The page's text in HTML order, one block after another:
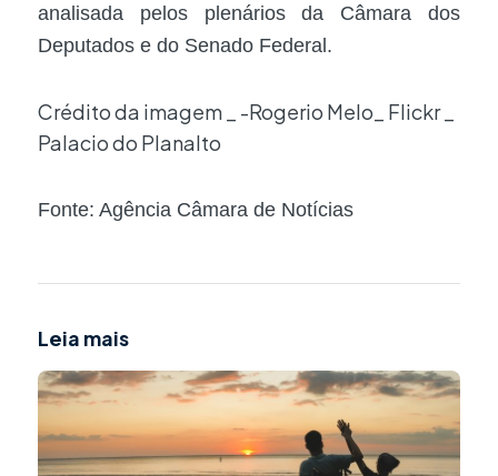
analisada pelos plenários da Câmara dos
Deputados e do Senado Federal.
Crédito da imagem _ -Rogerio Melo_ Flickr _
Palacio do Planalto
Fonte: Agência Câmara de Notícias
Leia mais